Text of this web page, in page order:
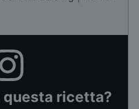
questa ricetta?